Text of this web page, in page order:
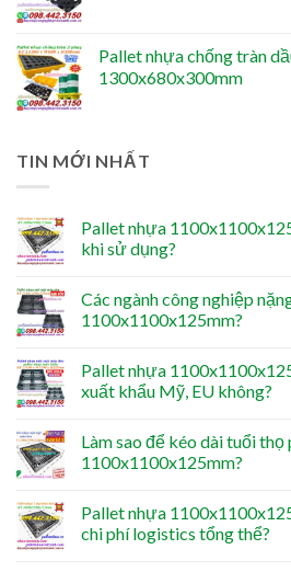
Pallet nhựa chống tràn
1300x680x300mm
TIN MỚI NHẤT
Pallet nhựa
khi sử dụng?
Các ngành công nghiệp
1100x1100x125mm?
Pallet nhựa
xuất khẩu Mỹ, EU không?
Làm sao để kéo dài tuổi
1100x1100x125mm?
Pallet nhựa
chi phí logistics tổng thể?